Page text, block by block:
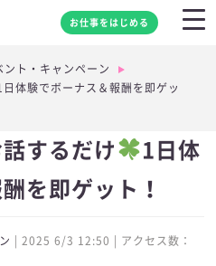
お仕事をはじめる
ント・キャンペーン
日体験でボーナス＆報酬を即ゲッ
するだけ
1日体
を即ゲット！
| 2025 6/3 12:50 | アクセス数：